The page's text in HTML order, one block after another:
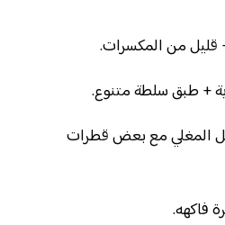
قليل من المكسرات.
المغلي مع بعض قطرات
فاكهه.